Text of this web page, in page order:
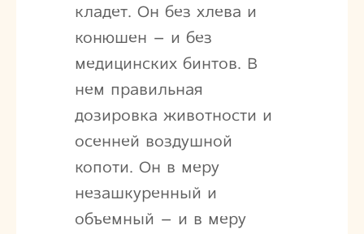
кладет. Он без хлева и
конюшен – и без
медицинских бинтов. В
нем правильная
дозировка животности и
осенней воздушной
копоти. Он в меру
незашкуренный и
объемный – и в меру